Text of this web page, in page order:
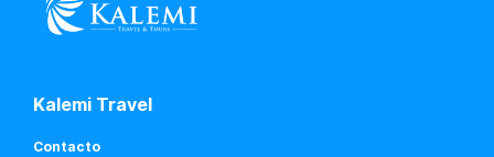
Kalemi Travel
Contacto